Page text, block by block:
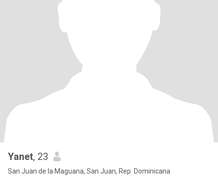
Yanet, 23
San Juan de la Maguana, San Juan, Rep. Dominicana